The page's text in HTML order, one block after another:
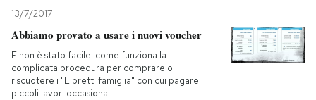
13/7/2017
Abbiamo provato a usare i nuovi voucher
E non è stato facile: come funziona la
complicata procedura per comprare o
riscuotere i "Libretti famiglia" con cui pagare
piccoli lavori occasionali